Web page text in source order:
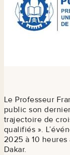
Le Professeur
public son
trajectoire de
qualifiés ».
2025 à 10
Dakar.